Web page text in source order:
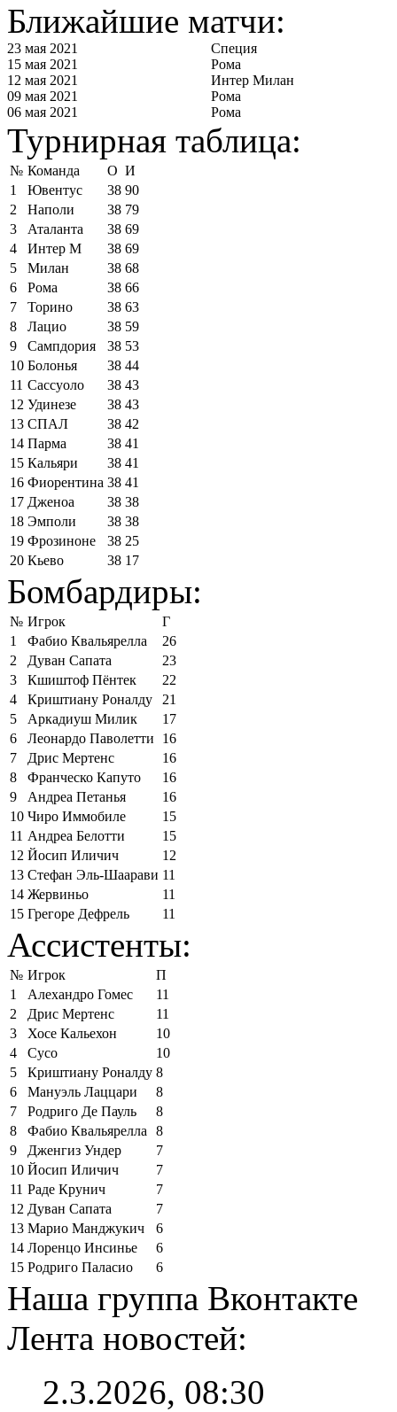
Ближайшие матчи:
23 мая 2021
Специя
15 мая 2021
Рома
12 мая 2021
Интер Милан
09 мая 2021
Рома
06 мая 2021
Рома
Турнирная таблица:
№ Команда О И
1
Ювентус 38 90
2
Наполи 38 79
3
Аталанта 38 69
4
Интер М 38 69
5
Милан 38 68
6
Рома 38 66
7
Торино 38 63
8
Лацио 38 59
9
Сампдория 38 53
10 Болонья 38 44
11 Сассуоло 38 43
12 Удинезе 38 43
13 СПАЛ 38 42
14 Парма 38 41
15 Кальяри 38 41
16 Фиорентина 38 41
17 Дженоа 38 38
18 Эмполи 38 38
19 Фрозиноне 38 25
20 Кьево 38 17
Бомбардиры:
№ Игрок
Г
1
Фабио Квальярелла
26
2
Дуван Сапата
23
3
Кшиштоф Пёнтек
22
4
Криштиану Роналду
21
5
Аркадиуш Милик
17
6
Леонардо Паволетти
16
7
Дрис Мертенс
16
8
Франческо Капуто
16
9
Андреа Петанья
16
10 Чиро Иммобиле
15
11 Андреа Белотти
15
12 Йосип Иличич
12
13 Стефан Эль-Шаарави 11
14 Жервиньо
11
15 Грегоре Дефрель 11
Ассистенты:
№ Игрок
П
1
Алехандро Гомес
11
2
Дрис Мертенс
11
3
Хосе Кальехон
10
4
Сусо
10
5
Криштиану Роналду 8
6
Мануэль Лаццари
8
7
Родриго Де Пауль
8
8
Фабио Квальярелла
8
9
Дженгиз Ундер
7
10 Йосип Иличич
7
11 Раде Крунич
7
12 Дуван Сапата
7
13 Марио Манджукич
6
14 Лоренцо Инсинье
6
15 Родриго Паласио 6
Наша группа Вконтакте
Лента новостей:
2.3.2026, 08:30